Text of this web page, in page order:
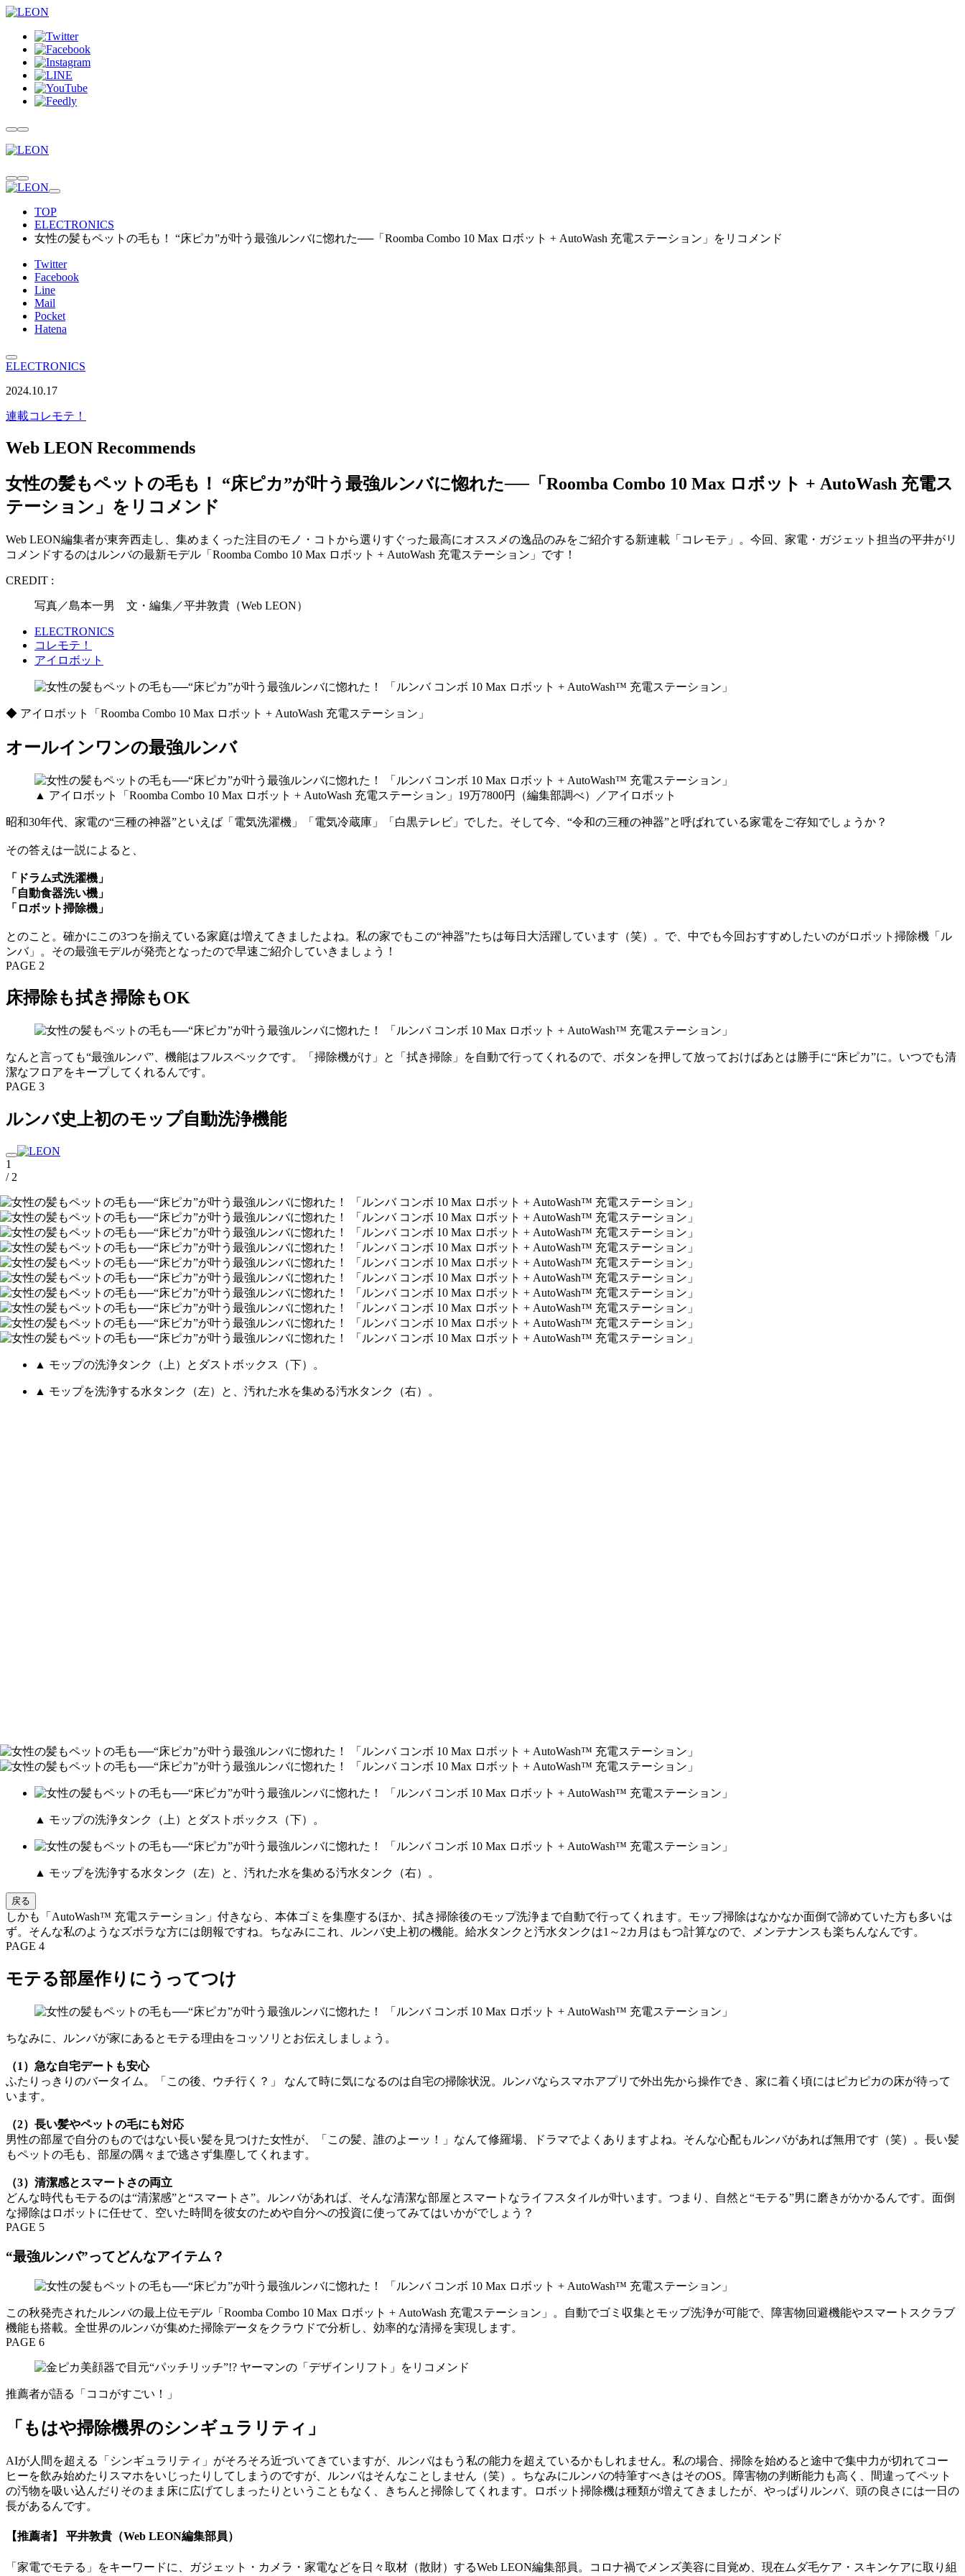
TOP
ELECTRONICS
女性の髪もペットの毛も！ “床ピカ”が叶う最強ルンバに惚れた──「Roomba Combo 10 Max ロボット + AutoWash 充電ステーション」をリコメンド
Twitter
Facebook
Line
Mail
Pocket
Hatena
ELECTRONICS
2024.10.17
連載コレモテ！
Web LEON Recommends
女性の髪もペットの毛も！ “床ピカ”が叶う最強ルンバに惚れた──「Roomba Combo 10 Max ロボット + AutoWash 充電ス
テーション」をリコメンド
Web LEON編集者が東奔西走し、集めまくった注目のモノ・コトから選りすぐった最高にオススメの逸品のみをご紹介する新連載「コレモテ」。今回、家電・ガジェット担当の平井がリ
コメンドするのはルンバの最新モデル「Roomba Combo 10 Max ロボット + AutoWash 充電ステーション」です！
CREDIT :
写真／島本一男 文・編集／平井敦貴（Web LEON）
ELECTRONICS
コレモテ！
アイロボット
◆ アイロボット「Roomba Combo 10 Max ロボット + AutoWash 充電ステーション」
オールインワンの最強ルンバ
▲ アイロボット「Roomba Combo 10 Max ロボット + AutoWash 充電ステーション」19万7800円（編集部調べ）／アイロボット
昭和30年代、家電の“三種の神器”といえば「電気洗濯機」「電気冷蔵庫」「白黒テレビ」でした。そして今、“令和の三種の神器”と呼ばれている家電をご存知でしょうか？
その答えは一説によると、
「ドラム式洗濯機」
「自動食器洗い機」
「ロボット掃除機」
とのこと。確かにこの3つを揃えている家庭は増えてきましたよね。私の家でもこの“神器”たちは毎日大活躍しています（笑）。で、中でも今回おすすめしたいのがロボット掃除機「ル
ンバ」。その最強モデルが発売となったので早速ご紹介していきましょう！
PAGE 2
床掃除も拭き掃除もOK
なんと言っても“最強ルンバ”、機能はフルスペックです。「掃除機がけ」と「拭き掃除」を自動で行ってくれるので、ボタンを押して放っておけばあとは勝手に“床ピカ”に。いつでも清
潔なフロアをキープしてくれるんです。
PAGE 3
ルンバ史上初のモップ自動洗浄機能
1
/ 2
▲ モップの洗浄タンク（上）とダストボックス（下）。
▲ モップを洗浄する水タンク（左）と、汚れた水を集める汚水タンク（右）。
▲ モップの洗浄タンク（上）とダストボックス（下）。
▲ モップを洗浄する水タンク（左）と、汚れた水を集める汚水タンク（右）。
戻る
しかも「AutoWash™ 充電ステーション」付きなら、本体ゴミを集塵するほか、拭き掃除後のモップ洗浄まで自動で行ってくれます。モップ掃除はなかなか面倒で諦めていた方も多いは
ず。そんな私のようなズボラな方には朗報ですね。ちなみにこれ、ルンバ史上初の機能。給水タンクと汚水タンクは1～2カ月はもつ計算なので、メンテナンスも楽ちんなんです。
PAGE 4
モテる部屋作りにうってつけ
ちなみに、ルンバが家にあるとモテる理由をコッソリとお伝えしましょう。
（1）急な自宅デートも安心
ふたりっきりのバータイム。「この後、ウチ行く？」 なんて時に気になるのは自宅の掃除状況。ルンバならスマホアプリで外出先から操作でき、家に着く頃にはピカピカの床が待って
います。
（2）長い髪やペットの毛にも対応
男性の部屋で自分のものではない長い髪を見つけた女性が、「この髪、誰のよーッ！」なんて修羅場、ドラマでよくありますよね。そんな心配もルンバがあれば無用です（笑）。長い髪
もペットの毛も、部屋の隅々まで逃さず集塵してくれます。
（3）清潔感とスマートさの両立
どんな時代もモテるのは“清潔感”と“スマートさ”。ルンバがあれば、そんな清潔な部屋とスマートなライフスタイルが叶います。つまり、自然と“モテる”男に磨きがかかるんです。面倒
な掃除はロボットに任せて、空いた時間を彼女のためや自分への投資に使ってみてはいかがでしょう？
PAGE 5
“最強ルンバ”ってどんなアイテム？
この秋発売されたルンバの最上位モデル「Roomba Combo 10 Max ロボット + AutoWash 充電ステーション」。自動でゴミ収集とモップ洗浄が可能で、障害物回避機能やスマートスクラブ
機能も搭載。全世界のルンバが集めた掃除データをクラウドで分析し、効率的な清掃を実現します。
PAGE 6
推薦者が語る「ココがすごい！」
「もはや掃除機界のシンギュラリティ」
AIが人間を超える「シンギュラリティ」がそろそろ近づいてきていますが、ルンバはもう私の能力を超えているかもしれません。私の場合、掃除を始めると途中で集中力が切れてコー
ヒーを飲み始めたりスマホをいじったりしてしまうのですが、ルンバはそんなことしません（笑）。ちなみにルンバの特筆すべきはそのOS。障害物の判断能力も高く、間違ってペット
の汚物を吸い込んだりそのまま床に広げてしまったりということもなく、きちんと掃除してくれます。ロボット掃除機は種類が増えてきましたが、やっぱりルンバ、頭の良さには一日の
長があるんです。
【推薦者】 平井敦貴（Web LEON編集部員）
「家電でモテる」をキーワードに、ガジェット・カメラ・家電などを日々取材（散財）するWeb LEON編集部員。コロナ禍でメンズ美容に目覚め、現在ムダ毛ケア・スキンケアに取り組